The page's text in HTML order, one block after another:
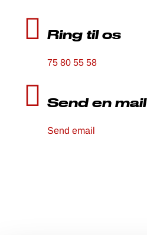
Ring til os
75 80 55 58
Send en mail
Send email